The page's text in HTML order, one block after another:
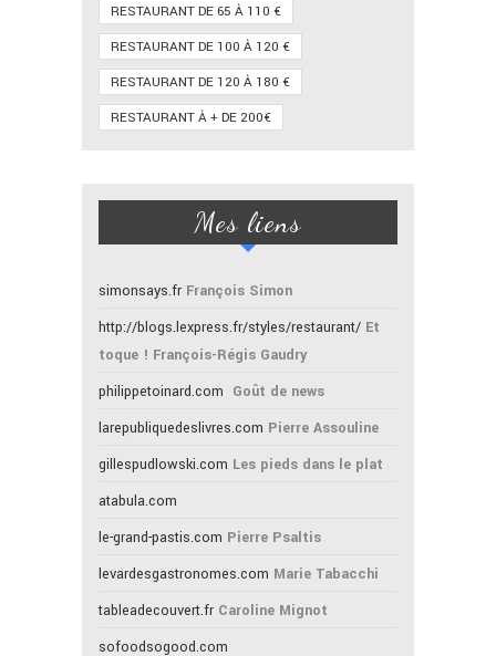
RESTAURANT DE 65 À 110 €
RESTAURANT DE 100 À 120 €
RESTAURANT DE 120 À 180 €
RESTAURANT À + DE 200€
Mes liens
simonsays.fr François Simon
http://blogs.lexpress.fr/styles/restaurant/ Et
toque ! François-Régis Gaudry
philippetoinard.com Goût de news
larepubliquedeslivres.com Pierre Assouline
gillespudlowski.com Les pieds dans le plat
atabula.com
le-grand-pastis.com Pierre Psaltis
levardesgastronomes.com Marie Tabacchi
tableadecouvert.fr Caroline Mignot
sofoodsogood.com